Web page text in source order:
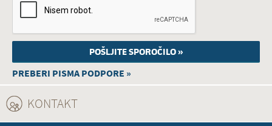
PREBERI PISMA PODPORE »
KONTAKT